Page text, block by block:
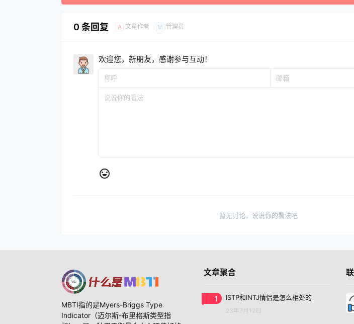
0 条回复 A 文章作者 M 管理员
欢迎您，新朋友，感谢参与互动！
暂无讨论，说说你的看法吧
MBTI指的是Myers-Briggs Type
Indicator（迈尔斯-布里格斯类型指
文章聚合
1 ISTP和INTJ情侣是怎么相处的
23年7月12日